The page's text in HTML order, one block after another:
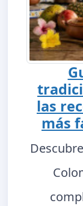
las
más